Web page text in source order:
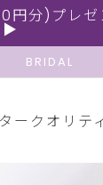
円分)プレゼ
▶
BRIDAL
ークオリテ